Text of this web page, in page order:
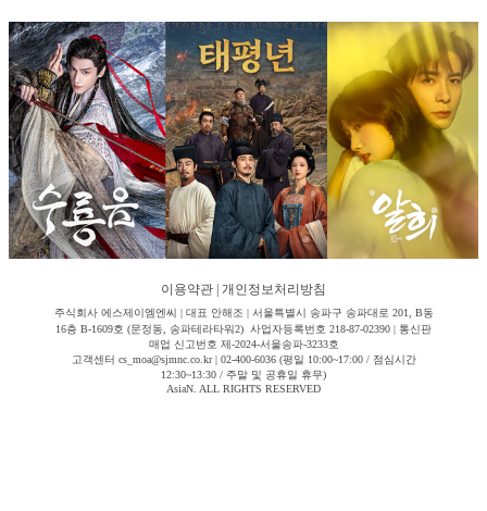
이용약관 개인정보처리방침
주식회사 에스제이엠엔씨 | 대표 안해조 | 서울특별시 송파구 송파대로 201, B동
16층 B-1609호 (문정동, 송파테라타워2) 사업자등록번호 218-87-02390 | 통신판
매업 신고번호 제-2024-서울송파-3233호
고객센터 cs_moa@sjmnc.co.kr | 02-400-6036 (평일 10:00~17:00 / 점심시간
12:30~13:30 / 주말 및 공휴일 휴무)
AsiaN. ALL RIGHTS RESERVED